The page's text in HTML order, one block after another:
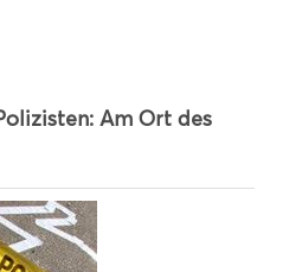
Am Ort des